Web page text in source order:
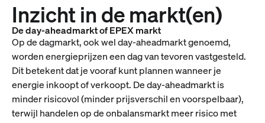
Inzicht in de markt(en)
De day-aheadmarkt of EPEX markt
Op de dagmarkt, ook wel day-aheadmarkt genoemd,
worden energieprijzen een dag van tevoren vastgesteld.
Dit betekent dat je vooraf kunt plannen wanneer je
energie inkoopt of verkoopt. De day-aheadmarkt is
minder risicovol (minder prijsverschil en voorspelbaar),
terwijl handelen op de onbalansmarkt meer risico met